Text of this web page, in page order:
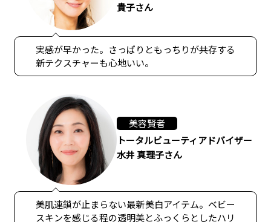
貴子さん
実感が早かった。さっぱりともっちりが共存する
新テクスチャーも心地いい。
美容賢者
トータルビューティアドバイザー
水井 真理子さん
美肌連鎖が止まらない最新美白アイテム。ベビー
スキンを感じる程の透明美とふっくらとしたハリ